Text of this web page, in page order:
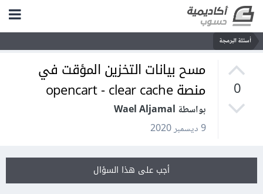
أسئلة البرمجة
0
مسح بيانات التخزين المؤقت في
منصة opencart - clear cache
بواسطة Wael Aljamal
9 ديسمبر 2020
أجب على هذا السؤال